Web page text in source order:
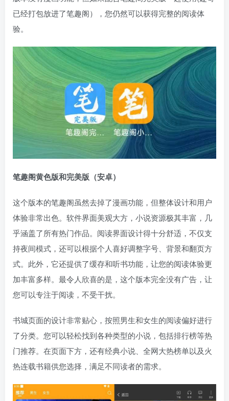
已经打包放进了笔趣阁），您仍然可以获得完整的阅读体
验。
笔趣阁黄色版和完美版（安卓）
这个版本的笔趣阁虽然去掉了漫画功能，但整体设计和用户
体验非常出色。软件界面美观大方，小说资源极其丰富，几
乎涵盖了所有热门作品。阅读界面设计得十分舒适，不仅支
持夜间模式，还可以根据个人喜好调整字号、背景和翻页方
式。此外，它还提供了缓存和听书功能，让您的阅读体验更
加丰富多样。最令人欣喜的是，这个版本完全没有广告，让
您可以专注于阅读，不受干扰。
书城页面的设计非常贴心，按照男生和女生的阅读偏好进行
了分类。您可以轻松找到各种类型的小说，包括排行榜等热
门推荐。在页面下方，还有经典小说、全网大热榜单以及火
热连载书籍供您选择，满足不同读者的需求。